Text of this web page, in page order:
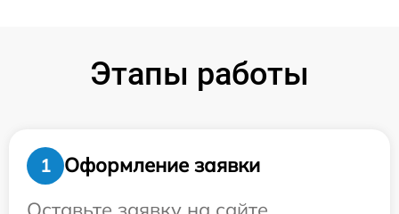
Этапы работы
1
Оформление заявки